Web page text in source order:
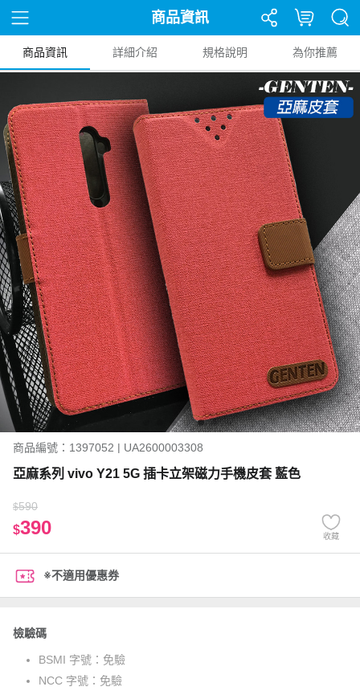
商品資訊
商品資訊 詳細介紹 規格說明 為你推薦
商品編號：1397052 | UA2600003308
亞麻系列 vivo Y21 5G 插卡立架磁力手機皮套 藍色
$590
$390 收藏
※不適用優惠券
檢驗碼
BSMI 字號： 免驗
NCC 字號： 免驗